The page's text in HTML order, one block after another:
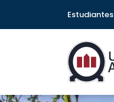
Estudiantes